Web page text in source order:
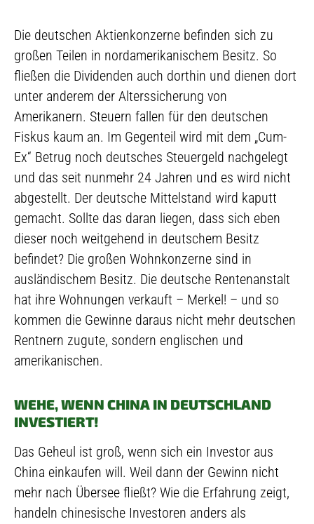
Die deutschen Aktienkonzerne befinden sich zu
großen Teilen in nordamerikanischem Besitz. So
fließen die Dividenden auch dorthin und dienen dort
unter anderem der Alterssicherung von
Amerikanern. Steuern fallen für den deutschen
Fiskus kaum an. Im Gegenteil wird mit dem „Cum-
Ex“ Betrug noch deutsches Steuergeld nachgelegt
und das seit nunmehr 24 Jahren und es wird nicht
abgestellt. Der deutsche Mittelstand wird kaputt
gemacht. Sollte das daran liegen, dass sich eben
dieser noch weitgehend in deutschem Besitz
befindet? Die großen Wohnkonzerne sind in
ausländischem Besitz. Die deutsche Rentenanstalt
hat ihre Wohnungen verkauft – Merkel! – und so
kommen die Gewinne daraus nicht mehr deutschen
Rentnern zugute, sondern englischen und
amerikanischen.
WEHE, WENN CHINA IN DEUTSCHLAND
INVESTIERT!
Das Geheul ist groß, wenn sich ein Investor aus
China einkaufen will. Weil dann der Gewinn nicht
mehr nach Übersee fließt? Wie die Erfahrung zeigt,
handeln chinesische Investoren anders als